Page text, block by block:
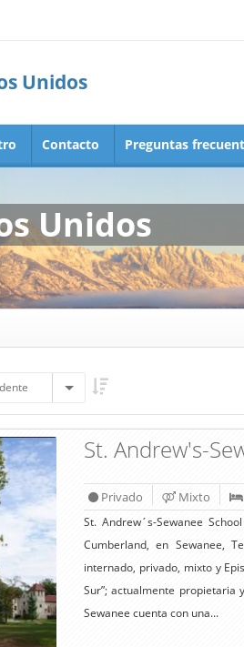
Unidos
Contacto Preguntas
Unidos
St. Andrew's-
Privado Mixto
St. Andrew´s-Sewanee
Cumberland, en Sewanee,
internado, privado, mixto y
Sur”; actualmente propietaria
Sewanee cuenta con una...